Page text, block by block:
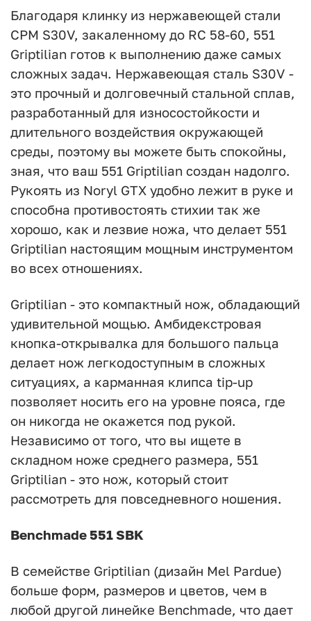
Благодаря клинку из нержавеющей стали
CPM S30V, закаленному до RC 58-60, 551
Griptilian готов к выполнению даже самых
сложных задач. Нержавеющая сталь S30V -
это прочный и долговечный стальной сплав,
разработанный для износостойкости и
длительного воздействия окружающей
среды, поэтому вы можете быть спокойны,
зная, что ваш 551 Griptilian создан надолго.
Рукоять из Noryl GTX удобно лежит в руке и
способна противостоять стихии так же
хорошо, как и лезвие ножа, что делает 551
Griptilian настоящим мощным инструментом
во всех отношениях.
Griptilian - это компактный нож, обладающий
удивительной мощью. Амбидекстровая
кнопка-открывалка для большого пальца
делает нож легкодоступным в сложных
ситуациях, а карманная клипса tip-up
позволяет носить его на уровне пояса, где
он никогда не окажется под рукой.
Независимо от того, что вы ищете в
складном ноже среднего размера, 551
Griptilian - это нож, который стоит
рассмотреть для повседневного ношения.
Benchmade 551 SBK
В семействе Griptilian (дизайн Mel Pardue)
больше форм, размеров и цветов, чем в
любой другой линейке Benchmade, что дает